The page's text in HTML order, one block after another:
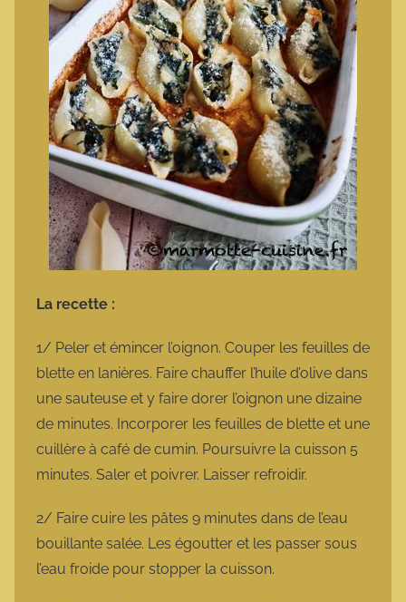
La recette :
1/ Peler et émincer l’oignon. Couper les feuilles de
blette en lanières. Faire chauffer l’huile d’olive dans
une sauteuse et y faire dorer l’oignon une dizaine
de minutes. Incorporer les feuilles de blette et une
cuillère à café de cumin. Poursuivre la cuisson 5
minutes. Saler et poivrer. Laisser refroidir.
2/ Faire cuire les pâtes 9 minutes dans de l’eau
bouillante salée. Les égoutter et les passer sous
l’eau froide pour stopper la cuisson.